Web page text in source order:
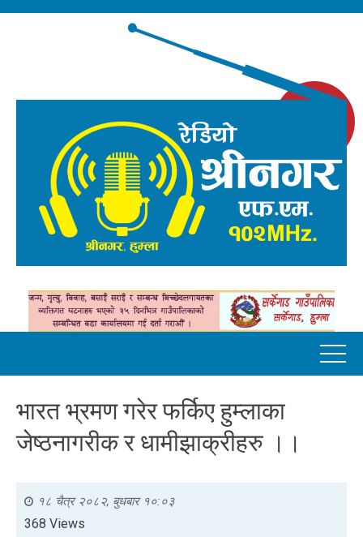
भारत भ्रमण गरेर फर्किए हुम्लाका
जेष्ठनागरीक र धामीझाक्रीहरु ।।
१८ चैत्र २०८२, बुधबार १०:०३
368 Views